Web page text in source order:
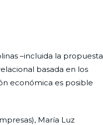
–incluida la propuesta
basada en los
económica es posible
María Luz